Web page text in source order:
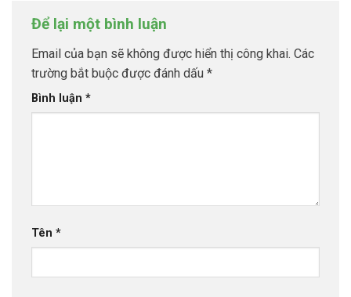
Để lại một bình luận
Email của bạn sẽ không được hiển thị công khai. Các
trường bắt buộc được đánh dấu *
Bình luận *
Tên *